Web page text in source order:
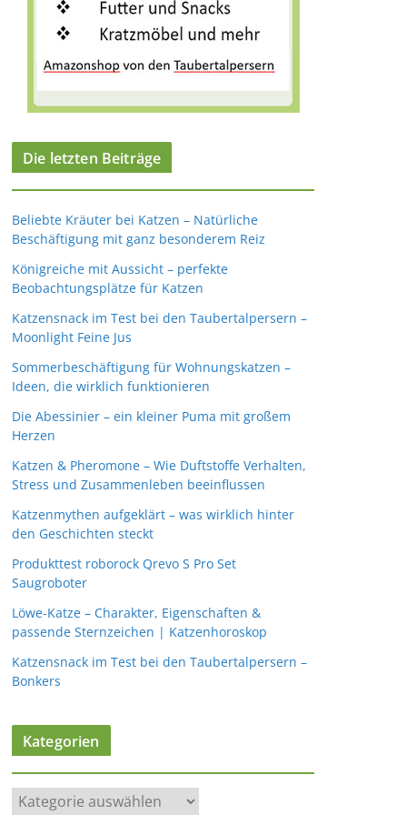
Die letzten Beiträge
Beliebte Kräuter bei Katzen – Natürliche
Beschäftigung mit ganz besonderem Reiz
Königreiche mit Aussicht – perfekte
Beobachtungsplätze für Katzen
Katzensnack im Test bei den Taubertalpersern –
Moonlight Feine Jus
Sommerbeschäftigung für Wohnungskatzen –
Ideen, die wirklich funktionieren
Die Abessinier – ein kleiner Puma mit großem
Herzen
Katzen & Pheromone – Wie Duftstoffe Verhalten,
Stress und Zusammenleben beeinflussen
Katzenmythen aufgeklärt – was wirklich hinter
den Geschichten steckt
Produkttest roborock Qrevo S Pro Set
Saugroboter
Löwe-Katze – Charakter, Eigenschaften &
passende Sternzeichen | Katzenhoroskop
Katzensnack im Test bei den Taubertalpersern –
Bonkers
Kategorien